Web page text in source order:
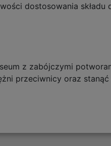
dostosowania składu
z zabójczymi
przeciwnicy oraz